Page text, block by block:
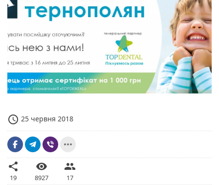
access_time 25 червня 2018
more_horiz
share
19
visibility
8927
people
17